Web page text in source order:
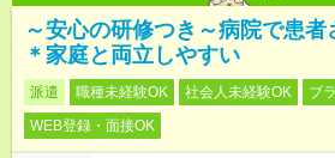
～安心の研修つき～病院で患
＊家庭と両立しやすい
派遣 職種未経験OK 社会人未経験OK
ブ
WEB登録・面接OK